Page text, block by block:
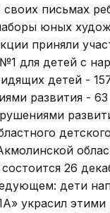
письмах
юных
приняли
для детей с
детей -
развития -
26
дети
украсил